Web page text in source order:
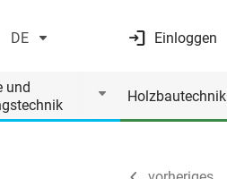
DE Einloggen
und
Holzbautechnik
vorheriges